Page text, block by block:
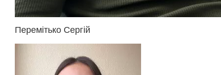
Перемітько Сергій